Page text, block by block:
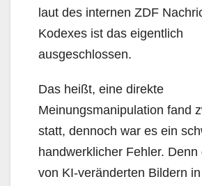
laut des internen ZDF
Kodexes ist das eigentlich
ausgeschlossen.
Das heißt, eine direkte
Meinungsmanipulation fand
statt, dennoch war es ein
handwerklicher Fehler.
von KI-veränderten Bildern